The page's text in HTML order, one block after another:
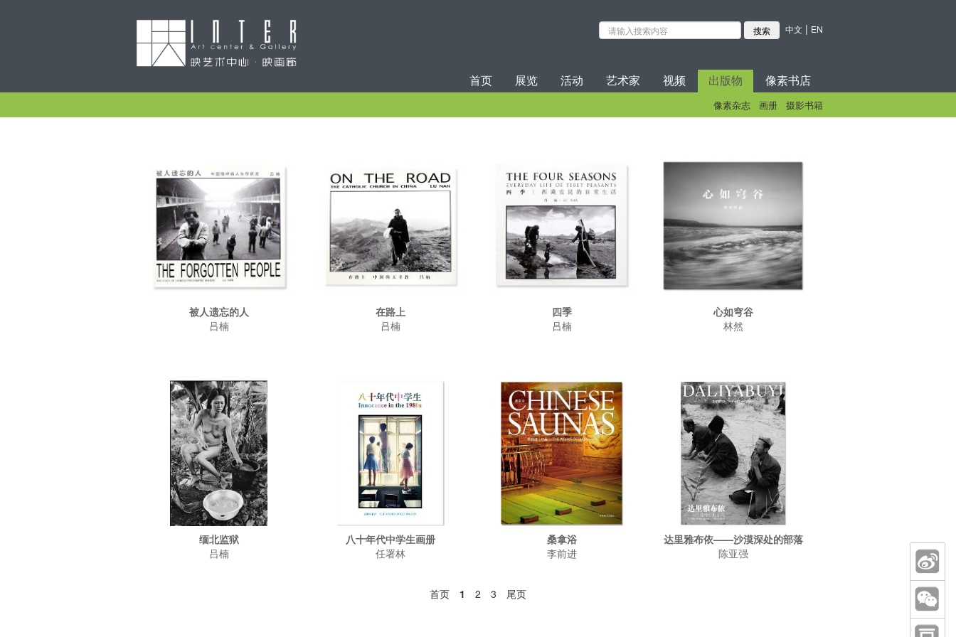
中文 | EN
首页 展览 活动 艺术家 视频 出版物 像素书店
像素杂志 画册 摄影书籍
被人遗忘的人
吕楠
在路上
吕楠
四季
吕楠
心如穹谷
林然
缅北监狱
吕楠
八十年代中学生画册
任署林
桑拿浴
李前进
达里雅布依——沙漠深处的部落
陈亚强
首页 1 2 3 尾页